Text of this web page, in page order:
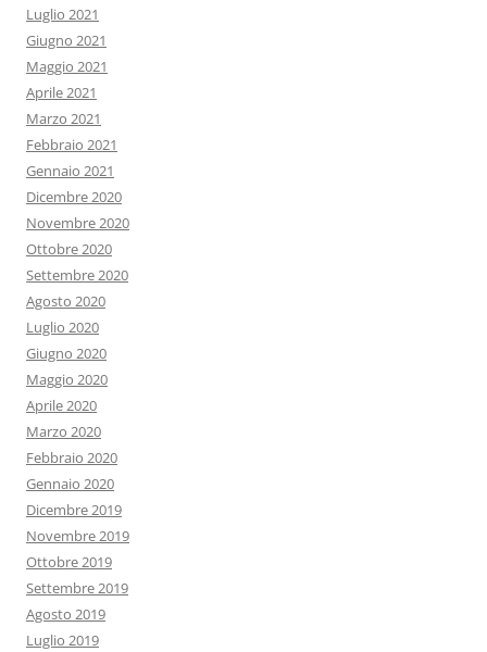
Luglio 2021
Giugno 2021
Maggio 2021
Aprile 2021
Marzo 2021
Febbraio 2021
Gennaio 2021
Dicembre 2020
Novembre 2020
Ottobre 2020
Settembre 2020
Agosto 2020
Luglio 2020
Giugno 2020
Maggio 2020
Aprile 2020
Marzo 2020
Febbraio 2020
Gennaio 2020
Dicembre 2019
Novembre 2019
Ottobre 2019
Settembre 2019
Agosto 2019
Luglio 2019